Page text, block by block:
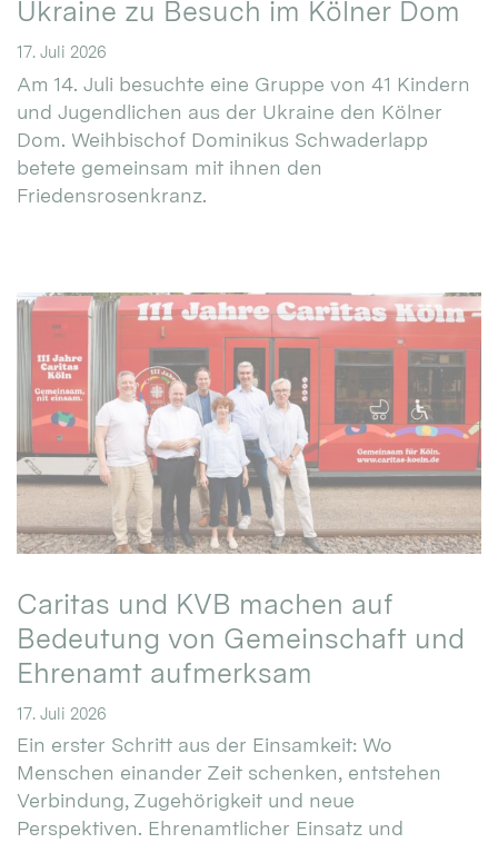
Ukraine zu Besuch im Kölner Dom
17. Juli 2026
Am 14. Juli besuchte eine Gruppe von 41 Kindern
und Jugendlichen aus der Ukraine den Kölner
Dom. Weihbischof Dominikus Schwaderlapp
betete gemeinsam mit ihnen den
Friedensrosenkranz.
Caritas und KVB machen auf
Bedeutung von Gemeinschaft und
Ehrenamt aufmerksam
17. Juli 2026
Ein erster Schritt aus der Einsamkeit: Wo
Menschen einander Zeit schenken, entstehen
Verbindung, Zugehörigkeit und neue
Perspektiven. Ehrenamtlicher Einsatz und